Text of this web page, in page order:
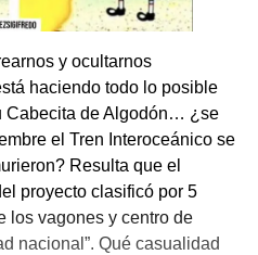
y ocultarnos
haciendo todo lo posible
Cabecita de Algodón… ¿se
el Tren Interoceánico se
Resulta que el
proyecto clasificó por 5
los vagones y centro de
nacional”. Qué casualidad